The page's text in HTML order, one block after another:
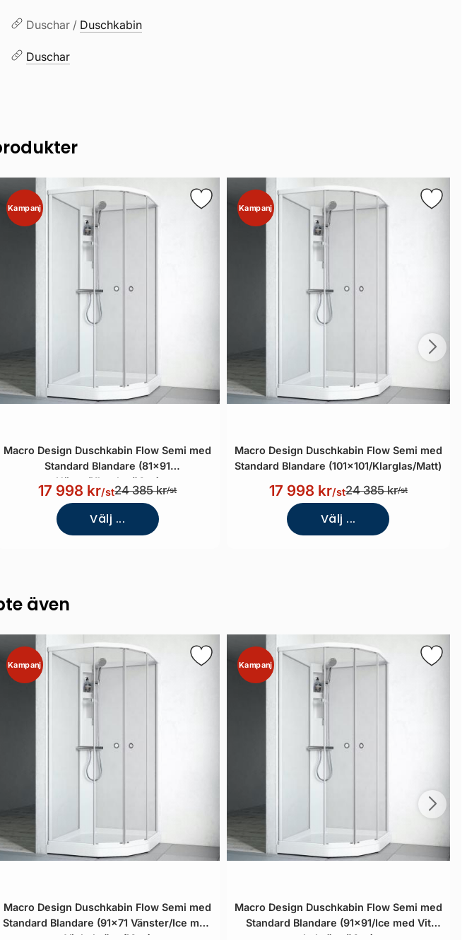
Duschar / Duschkabin
Duschar
Kampanj
Macro Design Duschkabin Flow Semi med
Standard Blandare (81x91
Höger/Klarglas/Matt)
17 998 kr/st24 385 kr/st
Välj ...
Kampanj
Macro Design Duschkabin Flow Semi med
Standard Blandare (101x101/Klarglas/Matt)
17 998 kr/st24 385 kr/st
Välj ...
även
Kampanj
Macro Design Duschkabin Flow Semi med
Standard Blandare (91x71 Vänster/Ice med
Kampanj
Macro Design Duschkabin Flow Semi med
Standard Blandare (91x91/Ice med Vit